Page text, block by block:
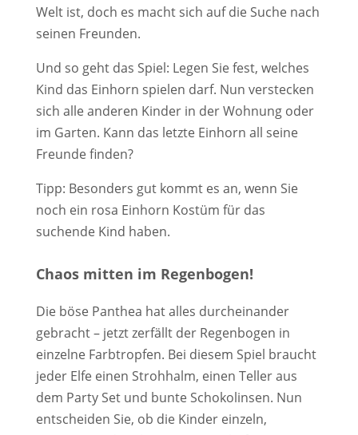
Welt ist, doch es macht sich auf die Suche nach
seinen Freunden.
Und so geht das Spiel: Legen Sie fest, welches
Kind das Einhorn spielen darf. Nun verstecken
sich alle anderen Kinder in der Wohnung oder
im Garten. Kann das letzte Einhorn all seine
Freunde finden?
Tipp: Besonders gut kommt es an, wenn Sie
noch ein rosa Einhorn Kostüm für das
suchende Kind haben.
Chaos mitten im Regenbogen!
Die böse Panthea hat alles durcheinander
gebracht – jetzt zerfällt der Regenbogen in
einzelne Farbtropfen. Bei diesem Spiel braucht
jeder Elfe einen Strohhalm, einen Teller aus
dem Party Set und bunte Schokolinsen. Nun
entscheiden Sie, ob die Kinder einzeln,